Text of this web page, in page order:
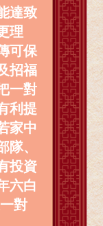
達致
理
可保
招福
一對
利提
家中
隊、
投資
六白
對